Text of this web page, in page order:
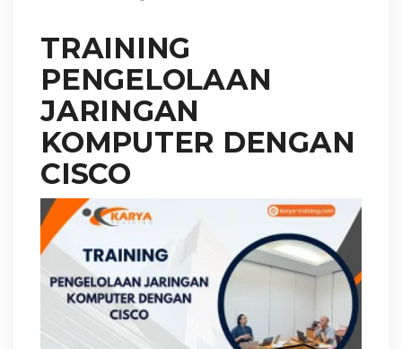
TRAINING
PENGELOLAAN
JARINGAN
KOMPUTER DENGAN
CISCO